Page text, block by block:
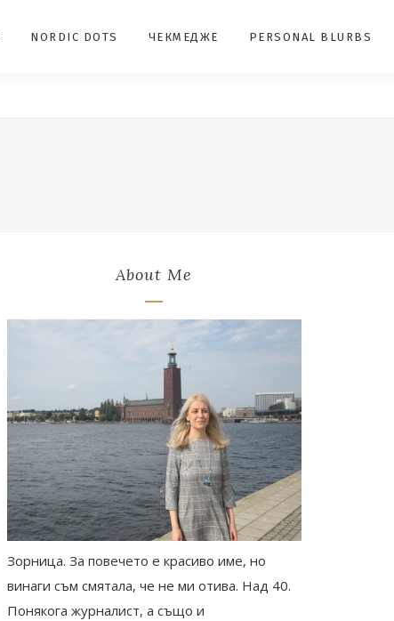
NORDIC DOTS ЧЕКМЕДЖЕ PERSONAL BLURBS
About Me
Зорница. За повечето е красиво име, но
винаги съм смятала, че не ми отива. Над 40.
Понякога журналист, а също и